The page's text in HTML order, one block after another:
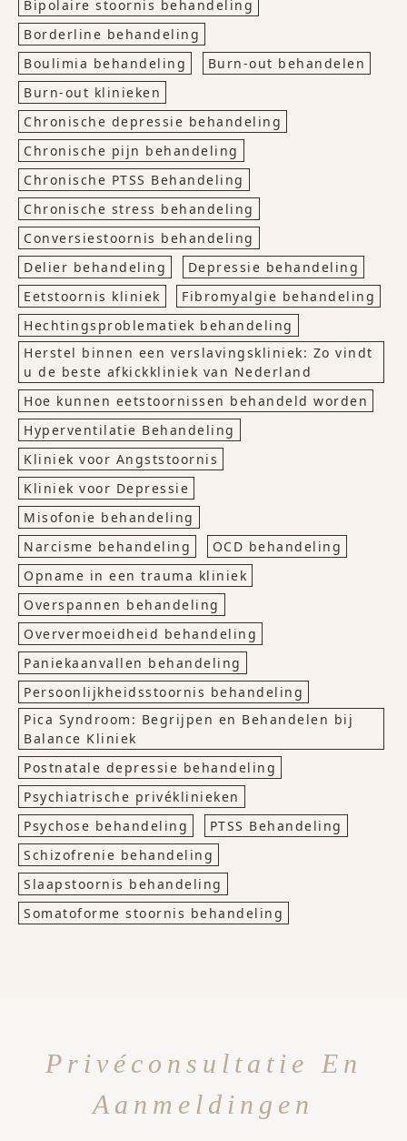
Bipolaire stoornis behandeling
Borderline behandeling
Boulimia behandeling
Burn-out behandelen
Burn-out klinieken
Chronische depressie behandeling
Chronische pijn behandeling
Chronische PTSS Behandeling
Chronische stress behandeling
Conversiestoornis behandeling
Delier behandeling
Depressie behandeling
Eetstoornis kliniek
Fibromyalgie behandeling
Hechtingsproblematiek behandeling
Herstel binnen een verslavingskliniek: Zo vindt
u de beste afkickkliniek van Nederland
Hoe kunnen eetstoornissen behandeld worden
Hyperventilatie Behandeling
Kliniek voor Angststoornis
Kliniek voor Depressie
Misofonie behandeling
Narcisme behandeling
OCD behandeling
Opname in een trauma kliniek
Overspannen behandeling
Oververmoeidheid behandeling
Paniekaanvallen behandeling
Persoonlijkheidsstoornis behandeling
Pica Syndroom: Begrijpen en Behandelen bij
Balance Kliniek
Postnatale depressie behandeling
Psychiatrische privéklinieken
Psychose behandeling
PTSS Behandeling
Schizofrenie behandeling
Slaapstoornis behandeling
Somatoforme stoornis behandeling
Privéconsultatie En
Aanmeldingen